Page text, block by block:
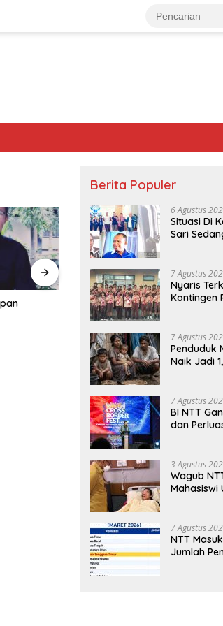
Mulai dari Batu Kubur, Henos
Kini Punya 9 Pekerja Berkat
Berita Populer
6 Agustus
Situasi Di
Sari
7 Agustus
Nyaris
Kontingen
Jakarta
7 Agustus
Penduduk
Naik Jadi
7 Agustus
BI NTT
dan
3 Agustus
Wagub
Mahasiswi
7 Agustus
NTT
Jumlah